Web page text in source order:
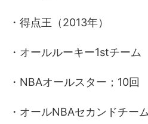
・得点王（2013年）
・オールルーキー1stチーム
・NBAオールスター；10回
・オールNBAセカンドチー